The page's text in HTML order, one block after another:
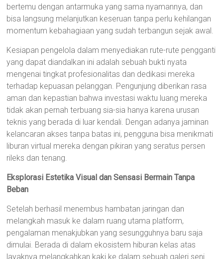
bertemu dengan antarmuka yang sama nyamannya, dan
bisa langsung melanjutkan keseruan tanpa perlu kehilangan
momentum kebahagiaan yang sudah terbangun sejak awal.
Kesiapan pengelola dalam menyediakan rute-rute pengganti
yang dapat diandalkan ini adalah sebuah bukti nyata
mengenai tingkat profesionalitas dan dedikasi mereka
terhadap kepuasan pelanggan. Pengunjung diberikan rasa
aman dan kepastian bahwa investasi waktu luang mereka
tidak akan pernah terbuang sia-sia hanya karena urusan
teknis yang berada di luar kendali. Dengan adanya jaminan
kelancaran akses tanpa batas ini, pengguna bisa menikmati
liburan virtual mereka dengan pikiran yang seratus persen
rileks dan tenang.
Eksplorasi Estetika Visual dan Sensasi Bermain Tanpa
Beban
Setelah berhasil menembus hambatan jaringan dan
melangkah masuk ke dalam ruang utama platform,
pengalaman menakjubkan yang sesungguhnya baru saja
dimulai. Berada di dalam ekosistem hiburan kelas atas
layaknya melangkahkan kaki ke dalam sebuah galeri seni